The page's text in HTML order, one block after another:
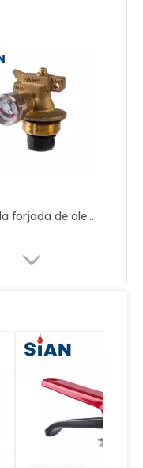
Válvula de aleación de aluminio de alta calidad Válvula de extintor de polvo seco